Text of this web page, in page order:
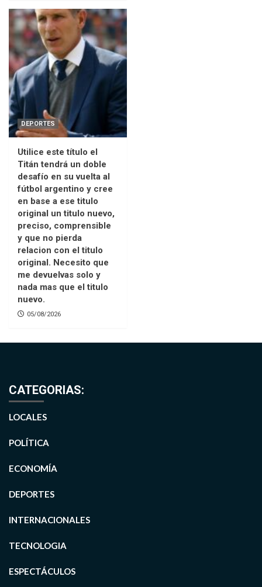
DEPORTES
Utilice este título el
Titán tendrá un doble
desafío en su vuelta al
fútbol argentino y cree
en base a ese titulo
original un titulo nuevo,
preciso, comprensible
y que no pierda
relacion con el titulo
original. Necesito que
me devuelvas solo y
nada mas que el titulo
nuevo.
05/08/2026
CATEGORIAS:
LOCALES
POLÍTICA
ECONOMÍA
DEPORTES
INTERNACIONALES
TECNOLOGIA
ESPECTÁCULOS